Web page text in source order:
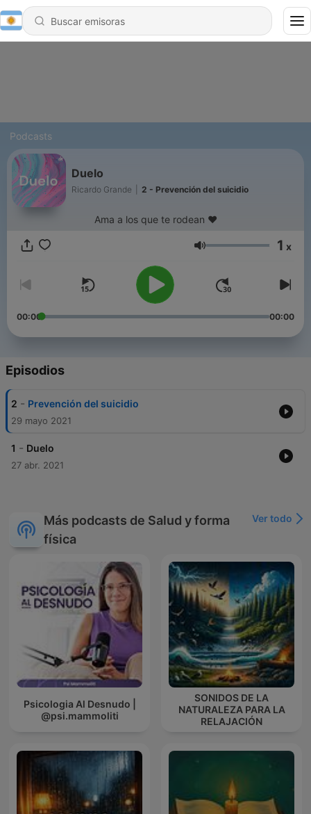
Podcasts
Duelo
Ricardo Grande 2 - Prevención del suicidio
Ama a los que te rodean ❤️
Volumen 1 x
00:00 00:00
Episodios
2 - Prevención del suicidio
29 mayo 2021
1 - Duelo
27 abr. 2021
Más podcasts de Salud y forma
física
Ver todo
Psicologia Al Desnudo |
@psi.mammoliti
SONIDOS DE LA
NATURALEZA PARA LA
RELAJACIÓN